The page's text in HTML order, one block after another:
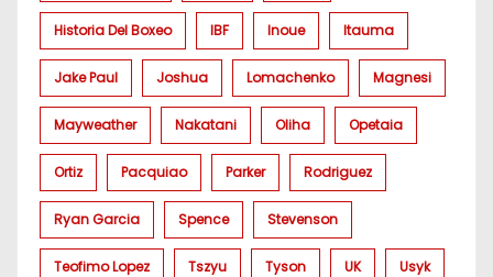
Historia Del Boxeo IBF Inoue Itauma
Jake Paul Joshua Lomachenko Magnesi
Mayweather Nakatani Oliha Opetaia
Ortiz Pacquiao Parker Rodriguez
Ryan Garcia Spence Stevenson
Teofimo Lopez Tszyu Tyson UK Usyk